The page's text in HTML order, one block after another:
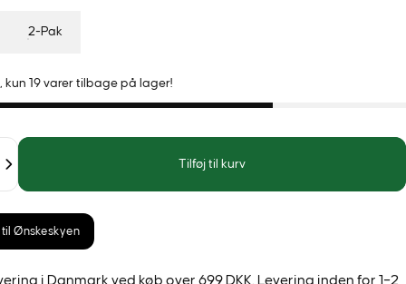
2-Pak
kun 19 varer tilbage på lager!
Tilføj til kurv
Ønskeskyen
i Danmark ved køb over 699 DKK. Levering inden for 1–2